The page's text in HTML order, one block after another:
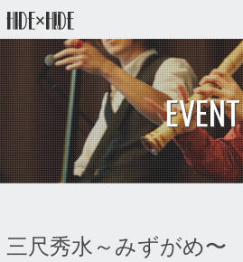
EVENT
三尺秀水～みずがめ〜